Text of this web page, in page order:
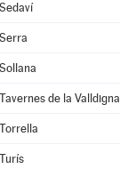
Sedaví
Serra
Sollana
Tavernes de la Valldigna
Torrella
Turís